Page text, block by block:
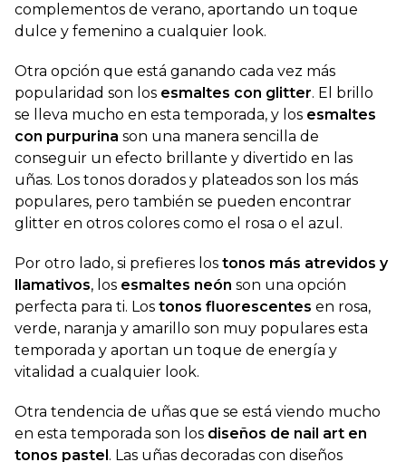
complementos de verano, aportando un toque
dulce y femenino a cualquier look.
Otra opción que está ganando cada vez más
popularidad son los esmaltes con glitter. El brillo
se lleva mucho en esta temporada, y los esmaltes
con purpurina son una manera sencilla de
conseguir un efecto brillante y divertido en las
uñas. Los tonos dorados y plateados son los más
populares, pero también se pueden encontrar
glitter en otros colores como el rosa o el azul.
Por otro lado, si prefieres los tonos más atrevidos y
llamativos, los esmaltes neón son una opción
perfecta para ti. Los tonos fluorescentes en rosa,
verde, naranja y amarillo son muy populares esta
temporada y aportan un toque de energía y
vitalidad a cualquier look.
Otra tendencia de uñas que se está viendo mucho
en esta temporada son los diseños de nail art en
tonos pastel . Las uñas decoradas con diseños